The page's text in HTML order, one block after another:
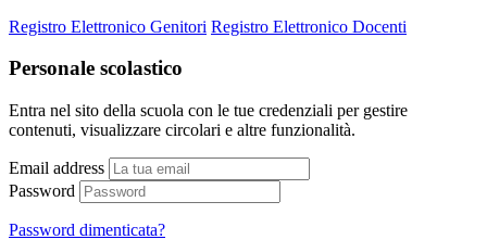
Registro Elettronico Genitori Registro Elettronico Docenti
Personale scolastico
Entra nel sito della scuola con le tue credenziali per gestire
contenuti, visualizzare circolari e altre funzionalità.
Email address
Password
Password dimenticata?